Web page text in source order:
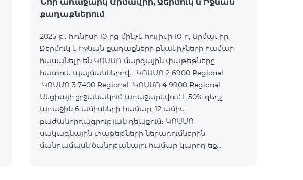
քաղաքներում
2025 թ․ հունիսի 10-ից մինչև հուլիսի 10-ը, Արմավիր,
Ջերմուկ և Իջևան քաղաքների բնակիչների համար
հասանելի են ԿՈՍՄՈ մարզային փաթեթները
հատուկ պայմաններով․ ԿՈՍՄՈ 2 6900 Regional
ԿՈՍՄՈ 3 7400 Regional ԿՈՍՄՈ 4 9900 Regional
Ակցիայի շրջանակում առաջարկվում է 50% զեղչ
առաջին 6 ամիսների համար, 12 ամիս
բաժանորդագրության դեպքում։ ԿՈՍՄՈ
սակագնային փաթեթների ներառումներին
մանրամասն ծանոթանալու համար կարող եք